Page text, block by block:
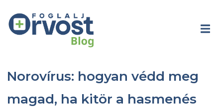
Norovírus: hogyan védd meg
magad, ha kitör a hasmenés